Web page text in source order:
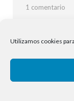
Utilizamos cookies
1 comentario
una cena
dejado
1.- Conchi M